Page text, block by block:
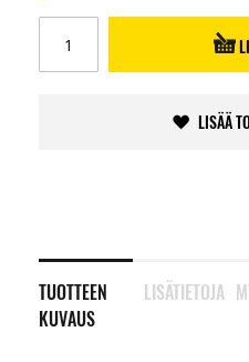
LISÄÄ
TUOTTEEN
KUVAUS
LISÄTIETOJA